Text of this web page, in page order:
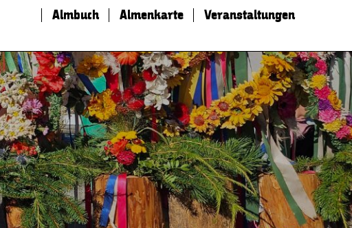
Almbuch Almenkarte Veranstaltungen